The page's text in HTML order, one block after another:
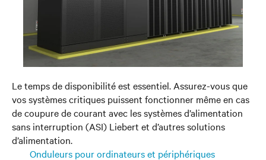
Le temps de disponibilité est essentiel. Assurez-vous que
vos systèmes critiques puissent fonctionner même en cas
de coupure de courant avec les systèmes d’alimentation
sans interruption (ASI) Liebert et d’autres solutions
d’alimentation.
Onduleurs pour ordinateurs et périphériques